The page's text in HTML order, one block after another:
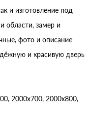
и изготовление под
области, замер и
фото и описание
и красивую дверь
2000x700, 2000x800,